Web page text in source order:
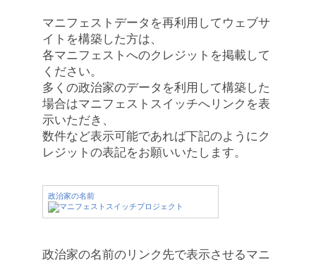
マニフェストデータを再利用してウェブサ
イトを構築した方は、
各マニフェストへのクレジットを掲載して
ください。
多くの政治家のデータを利用して構築した
場合はマニフェストスイッチへリンクを表
示いただき、
数件など表示可能であれば下記のようにク
レジットの表記をお願いいたします。
政治家の名前
政治家の名前のリンク先で表示させるマニ